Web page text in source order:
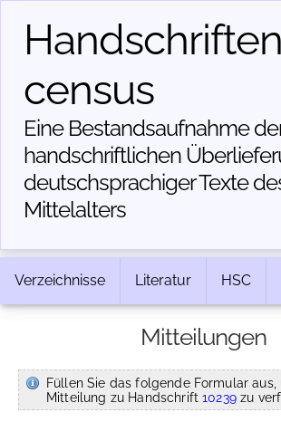
census
Eine Bestandsaufnahme
handschriftlichen
deutschsprachiger Texte
Mittelalters
Verzeichnisse Literatur HSC
Mitteilungen
Füllen Sie das folgende Formular aus,
Mitteilung zu Handschrift10239zu